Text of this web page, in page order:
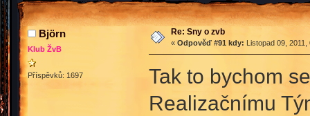
Björn
Klub ŽvB
Příspěvků: 1697
Re: Sny o zvb
« Odpověď #91 kdy: Listopad 09,
Tak to bychom
Realizačnímu